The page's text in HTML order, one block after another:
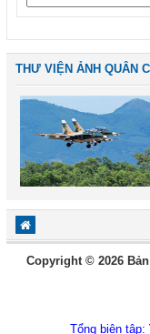
THƯ VIỆN ẢNH QUÂN
Copyright © 2026
Tổng biên tập: